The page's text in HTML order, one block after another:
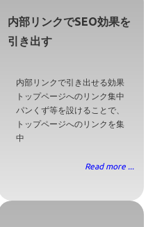
内部リンクでSEO効果を
引き出す
内部リンクで引き出せる効果
トップページへのリンク集中
パンくず等を設けることで、
トップページへのリンクを集
中
Read more ...